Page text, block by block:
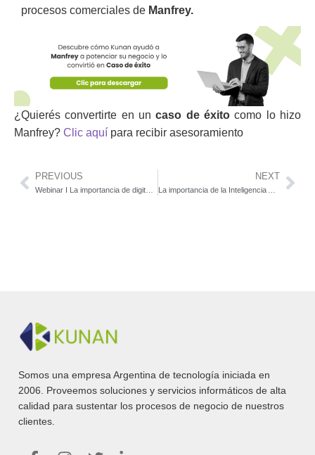
procesos comerciales de Manfrey.
¿Quierés convertirte en uncaso de éxito como lo hizo
Manfrey? Clic aquí para recibir asesoramiento
PREVIOUS NEXT
Somos una empresa Argentina de tecnología iniciada en
2006. Proveemos soluciones y servicios informáticos de alta
calidad para sustentar los procesos de negocio de nuestros
clientes.